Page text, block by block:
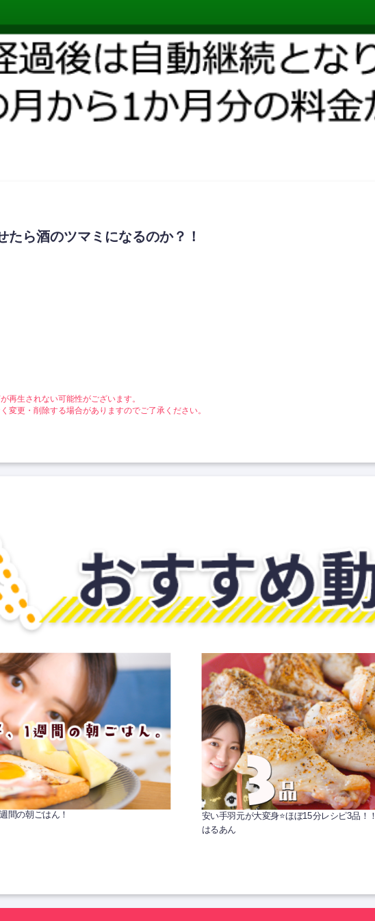
たら酒のツマミになるのか？！
再生されない可能性がございます。
変更・削除する場合がありますのでご了承ください。
間の朝ごはん！
安い手羽元が大変身⭐️ほぼ15分レシピ3品！！
はるあん